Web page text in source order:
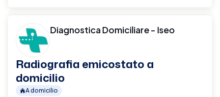
Diagnostica Domiciliare - Iseo
Radiografia emicostato a
domicilio
A domicilio